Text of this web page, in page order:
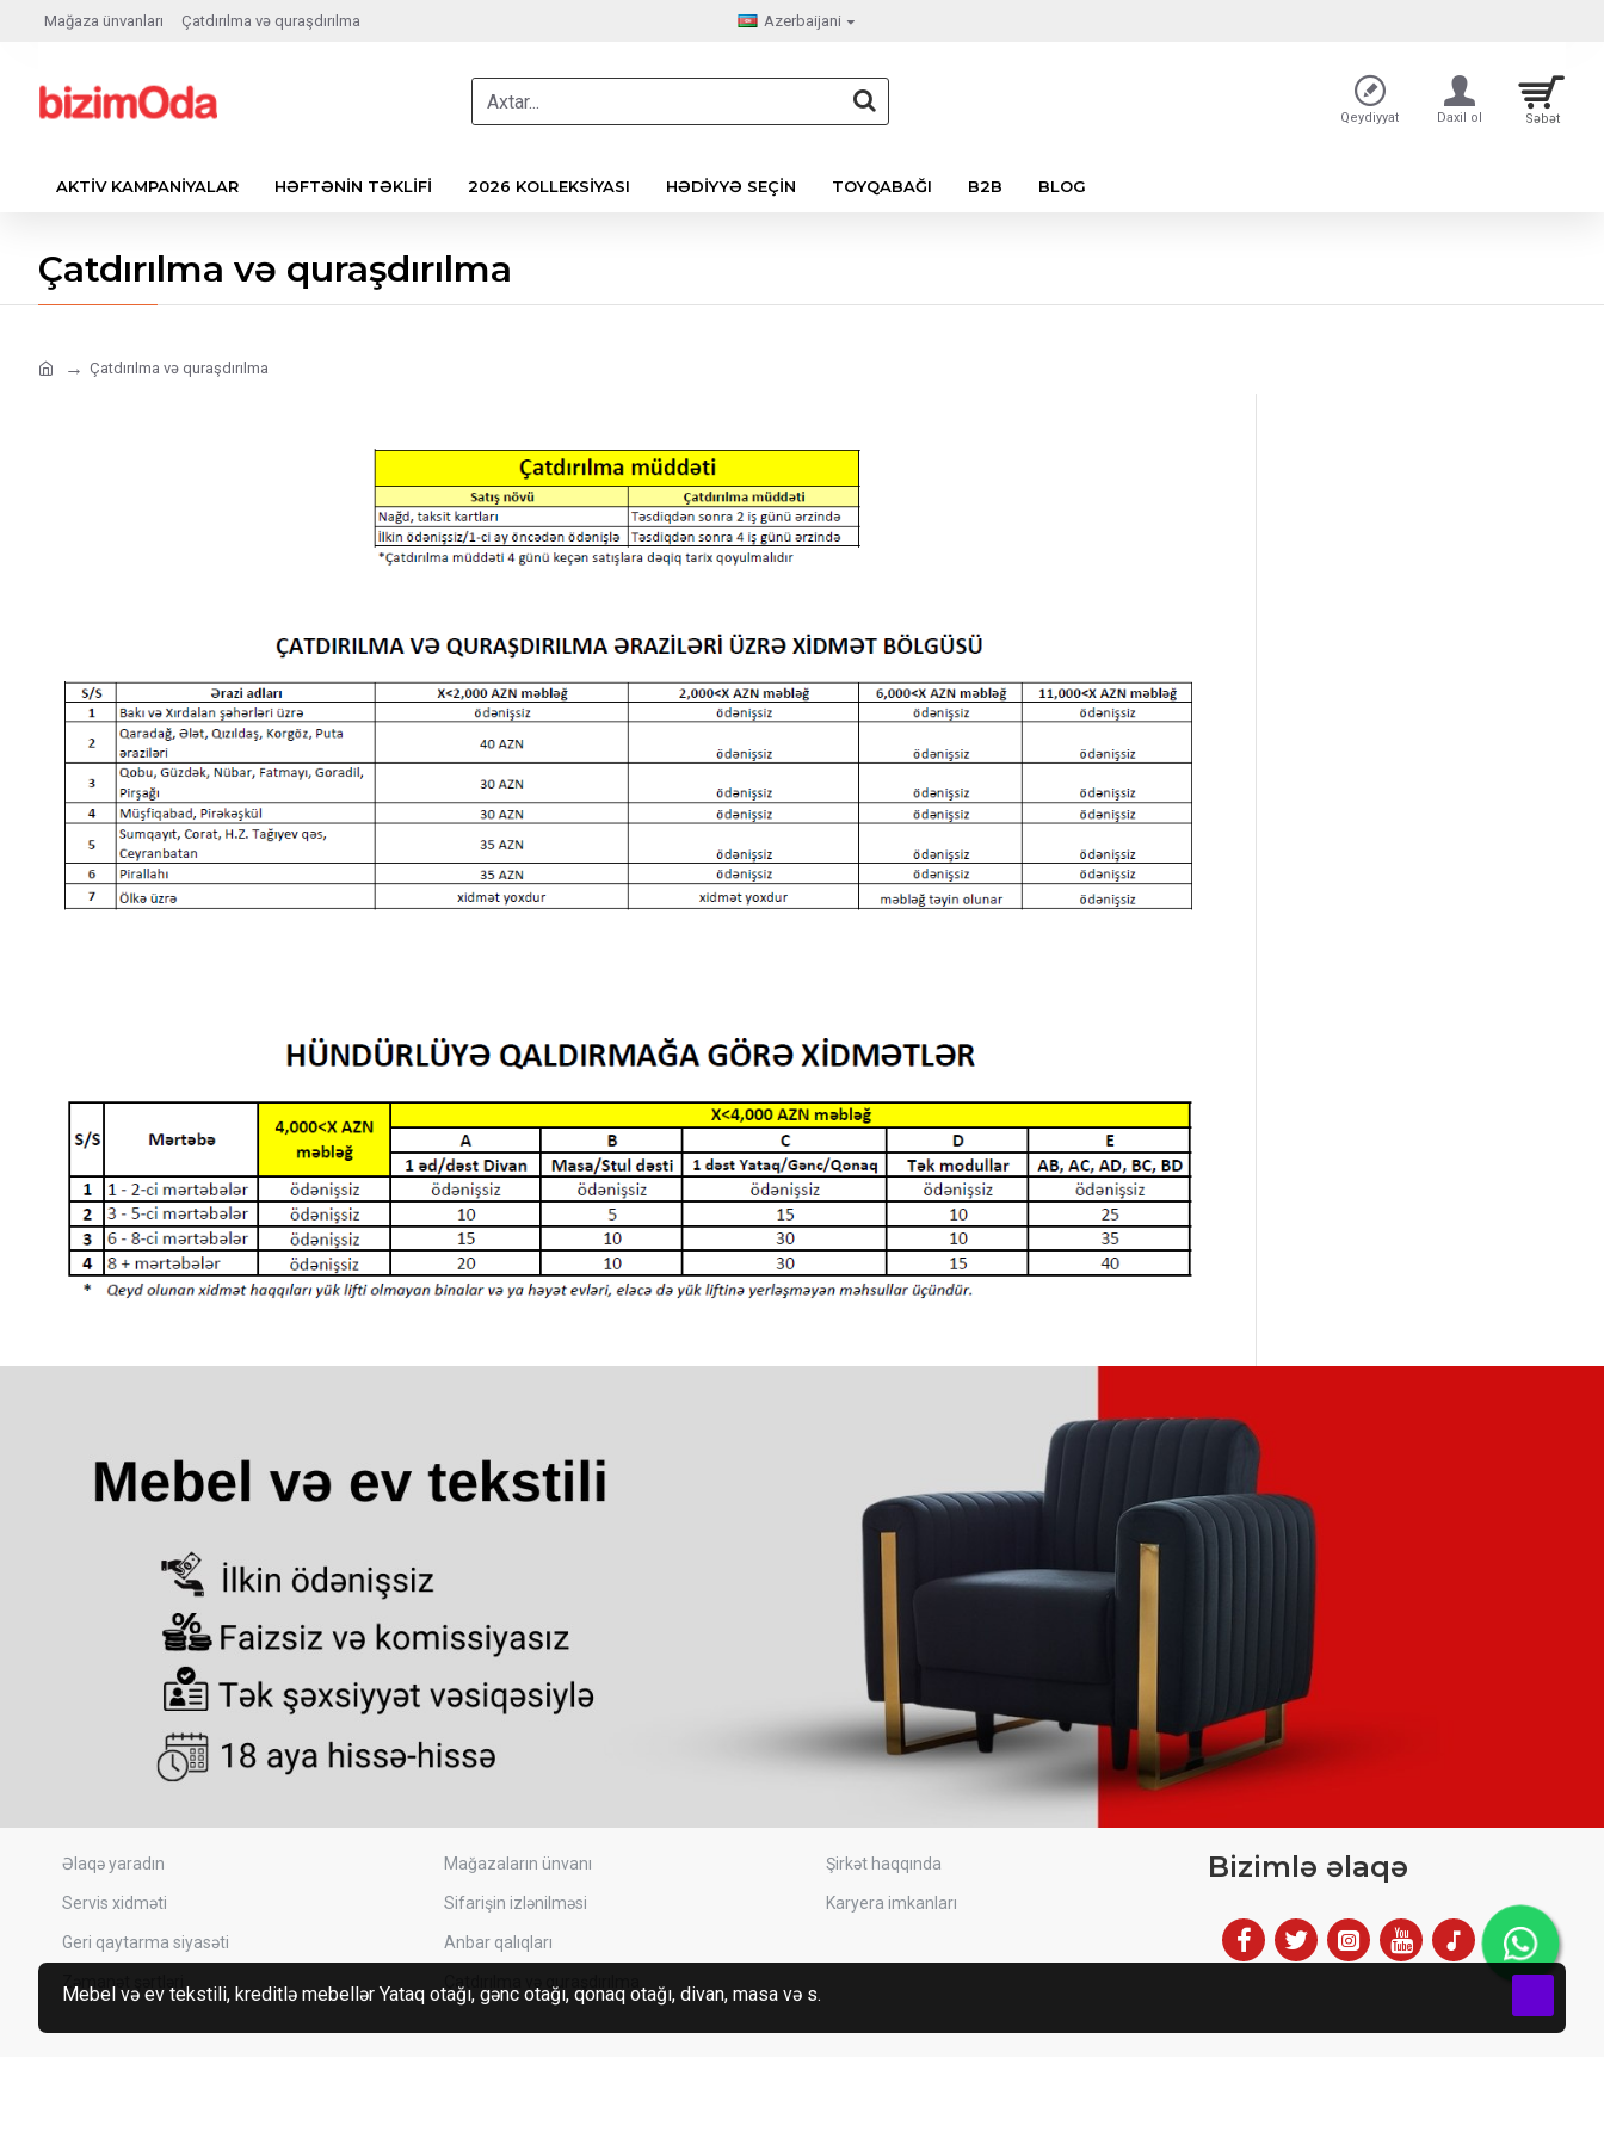
Mağaza ünvanları Çatdırılma və quraşdırılma Azerbaijani
Qeydiyyat Daxil ol Səbət
Kateqoriyalar
AKTIV KAMPANIYALAR HƏFTƏNIN TƏKLIFI 2026 KOLLEKSIYASI HƏDIYYƏ SEÇIN TOYQABAĞI B2B BLOG
Çatdırılma və quraşdırılma
Çatdırılma və quraşdırılma
Əlaqə yaradın
Servis xidməti
Geri qaytarma siyasəti
Mağazaların ünvanı
Sifarişin izlənilməsi
Anbar qalıqları
Şirkət haqqında
Karyera imkanları
Bizimlə əlaqə
Mebel və ev tekstili, kreditlə mebellər Yataq otağı, gənc otağı, qonaq otağı, divan, masa və s.